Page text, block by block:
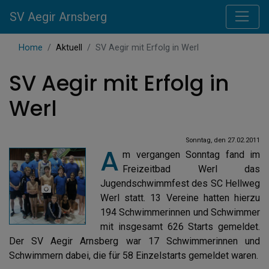
SV Aegir Arnsberg
Home Aktuell SV Aegir mit Erfolg in Werl
SV Aegir mit Erfolg in
Werl
Sonntag, den 27.02.2011
A m vergangen Sonntag fand im
Freizeitbad Werl das
Jugendschwimmfest des SC Hellweg
Werl statt. 13 Vereine hatten hierzu
194 Schwimmerinnen und Schwimmer
mit insgesamt 626 Starts gemeldet.
Der SV Aegir Arnsberg war 17 Schwimmerinnen und
Schwimmern dabei, die für 58 Einzelstarts gemeldet waren.